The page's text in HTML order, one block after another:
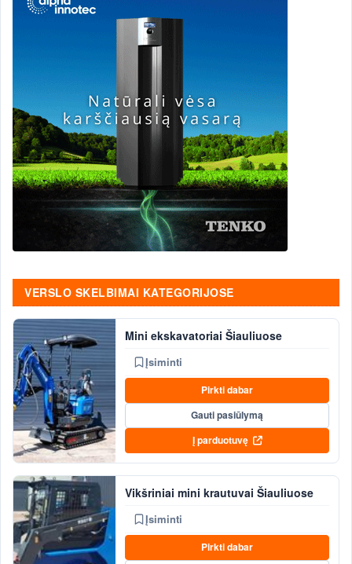
VERSLO SKELBIMAI KATEGORIJOSE
Mini ekskavatoriai Šiauliuose
Įsiminti
Pirkti dabar
Gauti pasiūlymą
Į parduotuvę
Vikšriniai mini krautuvai Šiauliuose
Įsiminti
Pirkti dabar